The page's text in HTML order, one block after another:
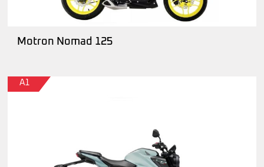
Motron Nomad 125
A1